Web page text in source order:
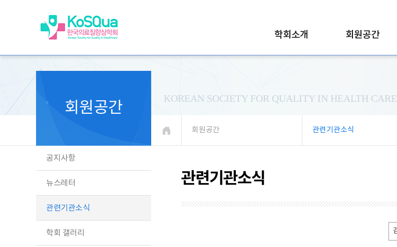
학회소개 회원공간
KOREAN SOCIETY FOR QUALITY IN HEALTH CARE
회원공간 관련기관소식
회원공간
공지사항
뉴스레터
관련기관소식
학회 갤러리
관련기관소식